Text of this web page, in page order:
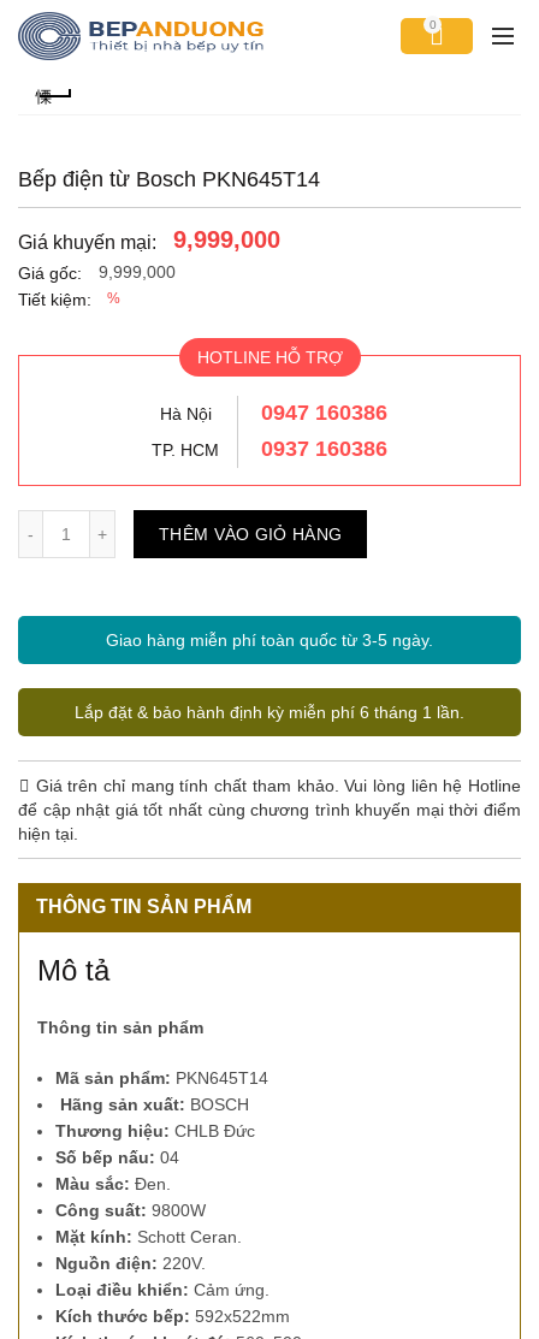
0
Bếp điện từ Bosch PKN645T14
Giá khuyến mại: 9,999,000
Giá gốc:
9,999,000
Tiết kiệm:
%
HOTLINE HỖ TRỢ
Hà Nội 0947 160386
TP. HCM 0937 160386
THÊM VÀO GIỎ HÀNG
Giao hàng miễn phí toàn quốc từ 3-5 ngày.
Lắp đặt & bảo hành định kỳ miễn phí 6 tháng 1 lần.
Giá trên chỉ mang tính chất tham khảo. Vui lòng liên hệ Hotline
để cập nhật giá tốt nhất cùng chương trình khuyến mại thời điểm
hiện tại.
THÔNG TIN SẢN PHẨM
Mô tả
Thông tin sản phẩm
Mã sản phẩm: PKN645T14
Hãng sản xuất: BOSCH
Thương hiệu: CHLB Đức
Số bếp nấu: 04
Màu sắc: Đen.
Công suất: 9800W
Mặt kính: Schott Ceran.
Nguồn điện: 220V.
Loại điều khiển: Cảm ứng.
Kích thước bếp: 592x522mm